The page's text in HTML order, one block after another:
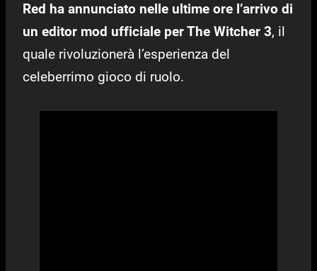
Red ha annunciato nelle ultime ore l’arrivo di
un editor mod ufficiale per The Witcher 3, il
quale rivoluzionerà l’esperienza del
celeberrimo gioco di ruolo.